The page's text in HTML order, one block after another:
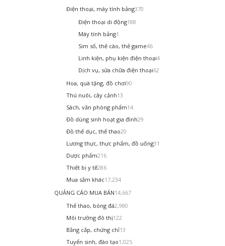
Điện thoại, máy tính bảng370
Điện thoại di động188
Máy tính bảng1
Sim số, thẻ cào, thẻ game46
Linh kiện, phụ kiện điện thoại4
Dịch vụ, sửa chữa điện thoại62
Hoa, quà tặng, đồ chơi90
Thú nuôi, cây cảnh13
Sách, văn phòng phẩm14
Đồ dùng sinh hoạt gia đình29
Đồ thể dục, thể thao20
Lương thực, thực phẩm, đồ uống31
Dược phẩm216
Thiết bị y tế286
Mua sắm khác17,234
QUẢNG CÁO MUA BÁN14,667
Thể thao, bóng đá2,980
Môi trường đô thị122
Bằng cấp, chứng chỉ13
Tuyển sinh, đào tạo1,025